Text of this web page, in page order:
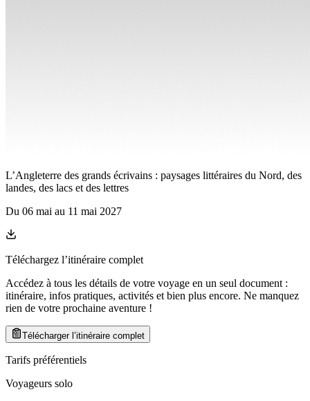
L’Angleterre des grands écrivains : paysages littéraires du Nord, des
landes, des lacs et des lettres
Du 06 mai au 11 mai 2027
Téléchargez l’itinéraire complet
Accédez à tous les détails de votre voyage en un seul document :
itinéraire, infos pratiques, activités et bien plus encore. Ne manquez
rien de votre prochaine aventure !
Télécharger l’itinéraire complet
Tarifs préférentiels
Voyageurs solo